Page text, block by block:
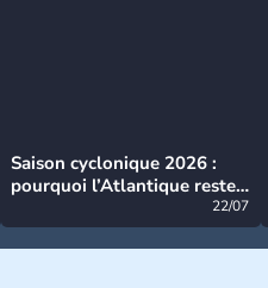
Saison cyclonique 2026 :
pourquoi l’Atlantique reste
22/07